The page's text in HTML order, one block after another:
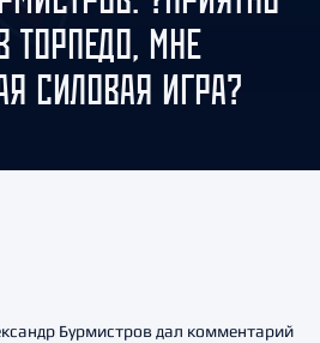
ТОРПЕДО, МНЕ
СИЛОВАЯ ИГРА?
Бурмистров дал комментарий